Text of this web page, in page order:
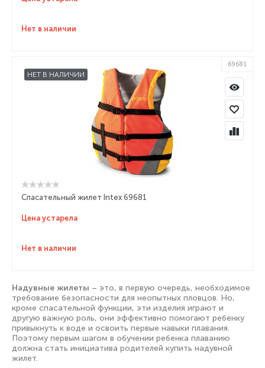
Нет в наличии
НЕТ В НАЛИЧИИ
69681
Спасательный жилет Intex 69681
Цена устарела
Нет в наличии
Надувные жилеты – это, в первую очередь, необходимое
требование безопасности для неопытных пловцов. Но,
кроме спасательной функции, эти изделия играют и
другую важную роль, они эффективно помогают ребенку
привыкнуть к воде и освоить первые навыки плавания.
Поэтому первым шагом в обучении ребенка плаванию
должна стать инициатива родителей купить надувной
жилет.